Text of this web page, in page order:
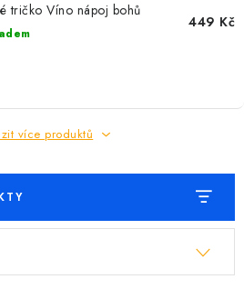
tričko Víno nápoj bohů
449 Kč
více produktů